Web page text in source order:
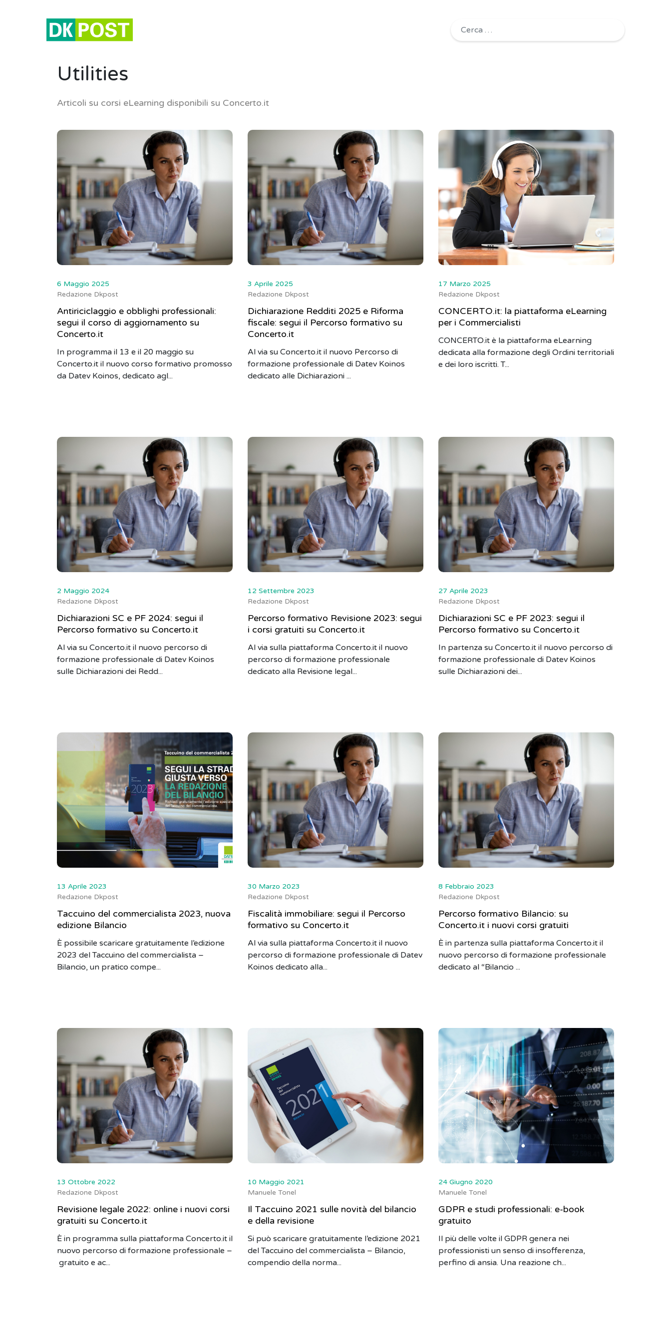
Ricerca per:
Utilities
Articoli su corsi eLearning disponibili su Concerto.it
6 Maggio 2025
Redazione Dkpost
Antiriciclaggio e obblighi professionali:
segui il corso di aggiornamento su
Concerto.it
In programma il 13 e il 20 maggio su
Concerto.it il nuovo corso formativo promosso
da Datev Koinos, dedicato agl...
3 Aprile 2025
Redazione Dkpost
Dichiarazione Redditi 2025 e Riforma
fiscale: segui il Percorso formativo su
Concerto.it
Al via su Concerto.it il nuovo Percorso di
formazione professionale di Datev Koinos
dedicato alle Dichiarazioni ...
17 Marzo 2025
Redazione Dkpost
CONCERTO.it: la piattaforma eLearning
per i Commercialisti
CONCERTO.it è la piattaforma eLearning
dedicata alla formazione degli Ordini territoriali
e dei loro iscritti. T...
2 Maggio 2024
Redazione Dkpost
Dichiarazioni SC e PF 2024: segui il
Percorso formativo su Concerto.it
Al via su Concerto.it il nuovo percorso di
formazione professionale di Datev Koinos
sulle Dichiarazioni dei Redd...
12 Settembre 2023
Redazione Dkpost
Percorso formativo Revisione 2023: segui
i corsi gratuiti su Concerto.it
Al via sulla piattaforma Concerto.it il nuovo
percorso di formazione professionale
dedicato alla Revisione legal...
27 Aprile 2023
Redazione Dkpost
Dichiarazioni SC e PF 2023: segui il
Percorso formativo su Concerto.it
In partenza su Concerto.it il nuovo percorso di
formazione professionale di Datev Koinos
sulle Dichiarazioni dei...
13 Aprile 2023
Redazione Dkpost
Taccuino del commercialista 2023, nuova
edizione Bilancio
È possibile scaricare gratuitamente l’edizione
2023 del Taccuino del commercialista –
Bilancio, un pratico compe...
30 Marzo 2023
Redazione Dkpost
Fiscalità immobiliare: segui il Percorso
formativo su Concerto.it
Al via sulla piattaforma Concerto.it il nuovo
percorso di formazione professionale di Datev
Koinos dedicato alla...
8 Febbraio 2023
Redazione Dkpost
Percorso formativo Bilancio: su
Concerto.it i nuovi corsi gratuiti
È in partenza sulla piattaforma Concerto.it il
nuovo percorso di formazione professionale
dedicato al “Bilancio ...
13 Ottobre 2022
Redazione Dkpost
Revisione legale 2022: online i nuovi corsi
gratuiti su Concerto.it
È in programma sulla piattaforma Concerto.it il
nuovo percorso di formazione professionale –
gratuito e ac...
10 Maggio 2021
Manuele Tonel
Il Taccuino 2021 sulle novità del bilancio
e della revisione
Si può scaricare gratuitamente l’edizione 2021
del Taccuino del commercialista – Bilancio,
compendio della norma...
24 Giugno 2020
Manuele Tonel
GDPR e studi professionali: e-book
gratuito
Il più delle volte il GDPR genera nei
professionisti un senso di insofferenza,
perfino di ansia. Una reazione ch...